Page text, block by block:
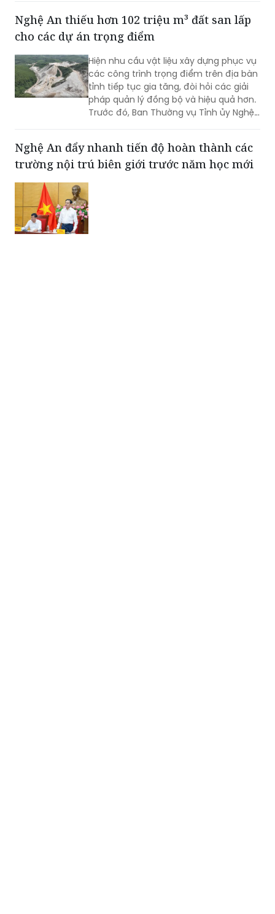
niềm tin. Vì an ninh Tổ quốc và bình yên
cuộc sống".
Nghệ An thiếu hơn 102 triệu m³ đất san lấp
cho các dự án trọng điểm
Hiện nhu cầu vật liệu xây dựng phục vụ
các công trình trọng điểm trên địa bàn
tỉnh tiếp tục gia tăng, đòi hỏi các giải
pháp quản lý đồng bộ và hiệu quả hơn.
Trước đó, Ban Thường vụ Tỉnh ủy Nghệ
sản trên địa bàn tỉnh.
Nghệ An đẩy nhanh tiến độ hoàn thành các
trường nội trú biên giới trước năm học mới